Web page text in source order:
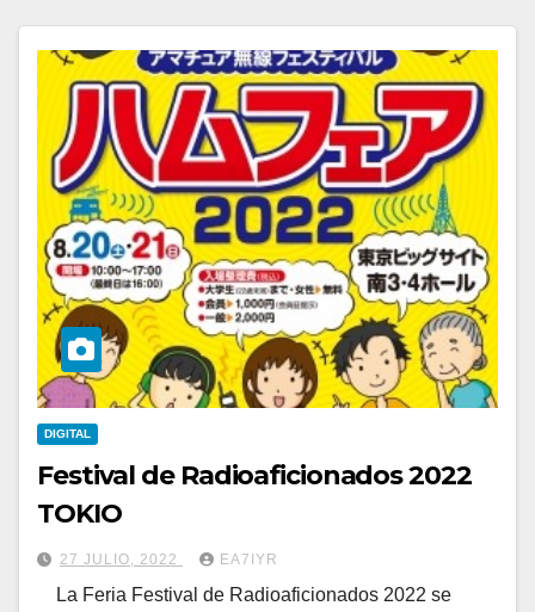
DIGITAL
Festival de Radioaficionados 2022
TOKIO
27 JULIO, 2022 EA7IYR
La Feria Festival de Radioaficionados 2022 se